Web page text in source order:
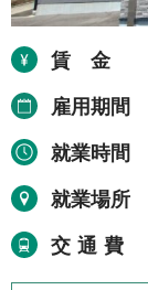
賃金
雇用期間
就業時間
就業場所
交通費